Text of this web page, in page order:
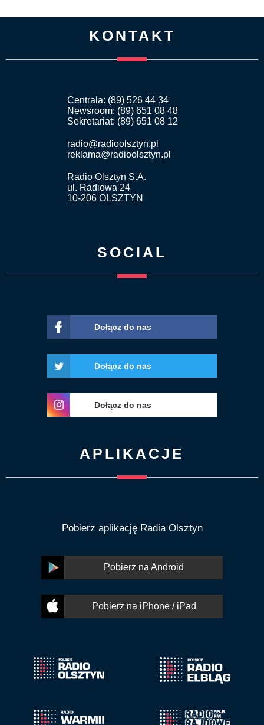
KONTAKT
Centrala: (89) 526 44 34
Newsroom: (89) 651 08 48
Sekretariat: (89) 651 08 12
radio@radioolsztyn.pl
reklama@radioolsztyn.pl
Radio Olsztyn S.A.
ul. Radiowa 24
10-206 OLSZTYN
SOCIAL
Dołącz do nas
Dołącz do nas
Dołącz do nas
APLIKACJE
Pobierz aplikację Radia Olsztyn
Pobierz na Android
Pobierz na iPhone / iPad